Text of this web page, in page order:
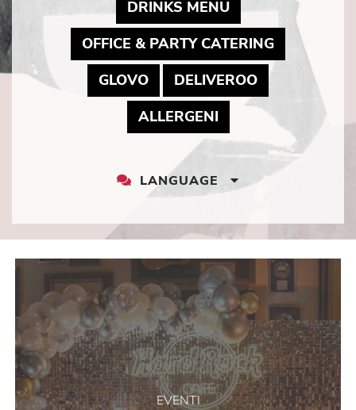
DRINKS MENUMAY LINK TO
OFFICE & PARTY CATERINGMAY LINK
GLOVOMAY LINK TO PDF
DELIVEROOMAY LINK TO
ALLERGENIMAY LINK TO PDF
LANGUAGE
LANGUAGE
DROPDOWN
EVENTI